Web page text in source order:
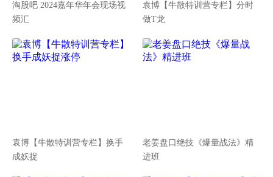
淘股吧 2024嘉年华年会现场视
频汇
袁博【牛散特训营专栏】分时
做T龙
袁博【牛散特训营专栏】换手
成妖捉
老姜盘口绝技《爆量战法》精
进班